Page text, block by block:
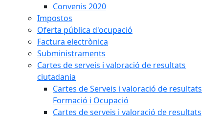
Convenis 2020
Impostos
Oferta pública d'ocupació
Factura electrònica
Subministraments
Cartes de serveis i valoració de resultats
ciutadania
Cartes de Serveis i valoració de resultats
Formació i Ocupació
Cartes de serveis i valoració de resultats